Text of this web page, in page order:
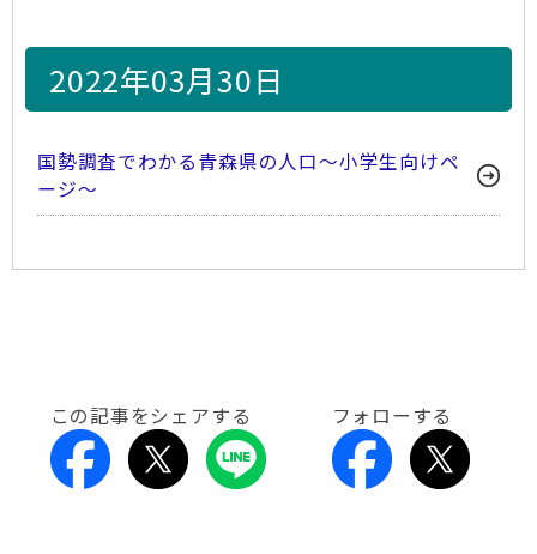
2022年03月30日
国勢調査でわかる青森県の人口～小学生向けペ
ージ～
この記事をシェアする フォローする